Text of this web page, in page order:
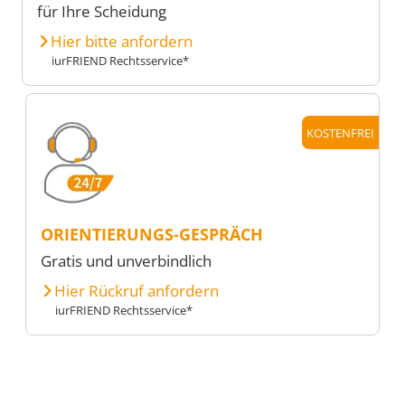
für Ihre Scheidung
Hier bitte anfordern
iurFRIEND Rechtsservice*
KOSTENFREI
ORIENTIERUNGS-GESPRÄCH
Gratis und unverbindlich
Hier Rückruf anfordern
iurFRIEND Rechtsservice*